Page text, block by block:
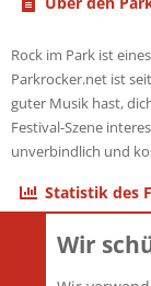
Rock im Park ist
Parkrocker.net ist
guter Musik hast,
Festival-Szene
unverbindlich und
Statistik des
ThemenWir